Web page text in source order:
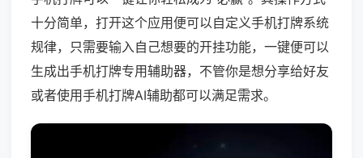
十分简单，打开这个应用便可以自定义手机打牌系统
规律，只需要输入自己想要的开挂功能，一键便可以
生成出手机打牌专用辅助器，不管你是想分享给好友
或者使用手机打牌AI辅助都可以满足需求。